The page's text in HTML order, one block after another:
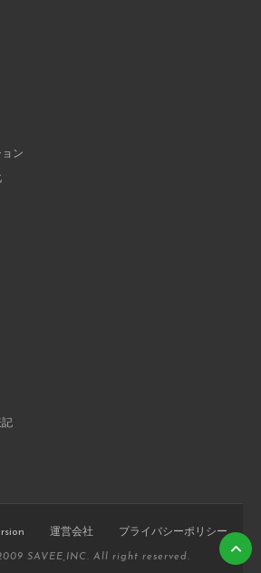
ン
記
運営会社 プライバシーポリシー
SAVEE,INC. All right reserved.